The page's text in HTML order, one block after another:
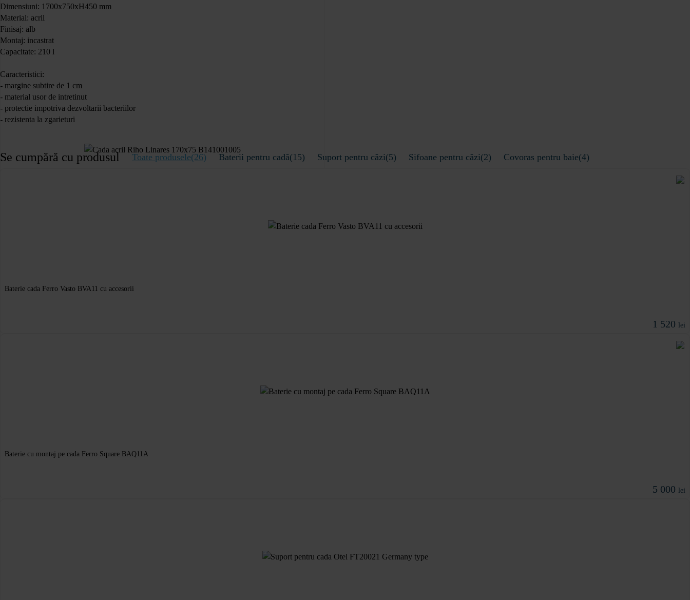
Dimensiuni: 1700x750xH450 mm
Material: acril
Finisaj: alb
Montaj: incastrat
Capacitate: 210 l
Caracteristici:
- margine subtire de 1 cm
- material usor de intretinut
- protectie impotriva dezvoltarii bacteriilor
- rezistenta la zgarieturi
Se cumpără cu produsul Toate produsele(26) Baterii pentru cadă(15) Suport pentru căzi(5) Sifoane pentru căzi(2) Covoras pentru baie(4)
Baterie cada Ferro Vasto BVA11 cu accesorii
1 520 lei
Baterie cu montaj pe cada Ferro Square BAQ11A
5 000 lei